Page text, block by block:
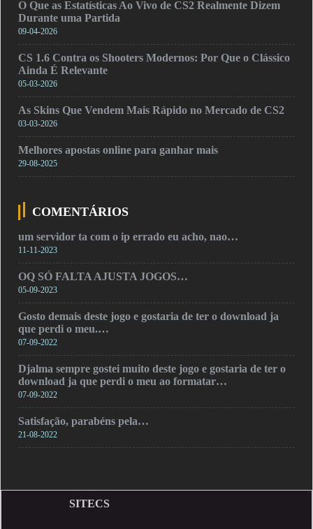
O Que as Estatísticas Ao Vivo de CS2 Realmente Dizem
Durante uma Partida
09-04-2026
CS 1.6 Contra os Shooters Modernos: Por Que o Clássico
Ainda É Relevante
05-03-2026
As Skins Que Vendem Mais Rápido no Mercado de CS2
03-03-2026
Melhores apostas online para ganhar mais
29-08-2025
COMENTÁRIOS
um servidor ta com o ip errado eu acho, nao…
11-11-2023
OQ SÓ FALTA AJUSTA JOGOS…
05-09-2023
Gosto demais deste jogo e gostaria de ter o download ja
que perdi o meu.…
07-09-2022
Djalma sempre gostei muito deste jogo e gostaria de ter o
download ja que perdi o meu ao formatar…
07-09-2022
Satisfação, parabéns pela…
21-08-2022
SITECS